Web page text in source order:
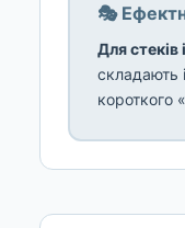
🎭
Для стеків
складають
короткого